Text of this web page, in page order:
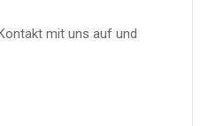
mit uns auf und